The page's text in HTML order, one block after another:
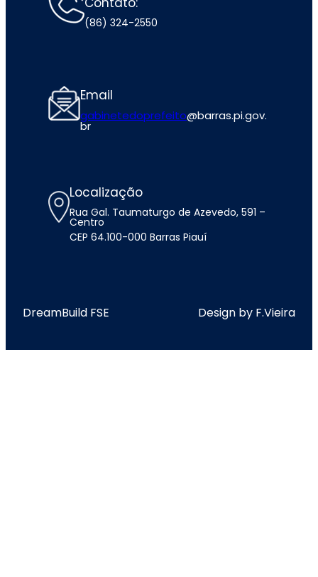
(86) 324-2550
Email
gabinetedoprefeito@barras.pi.gov.
br
Localização
Rua Gal. Taumaturgo de Azevedo, 591 –
Centro
CEP 64.100-000 Barras Piauí
DreamBuild FSE Design by F.Vieira